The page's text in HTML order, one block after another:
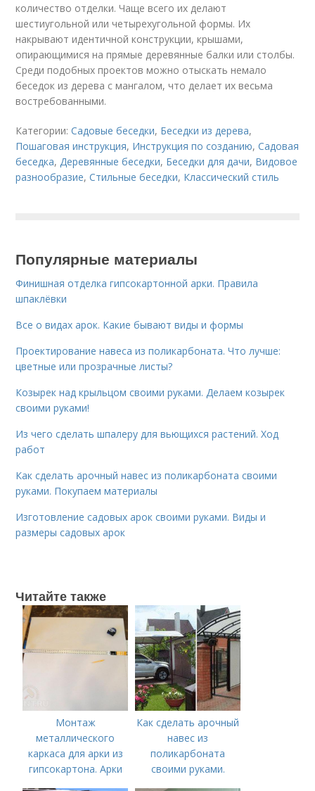
количество отделки. Чаще всего их делают
шестиугольной или четырехугольной формы. Их
накрывают идентичной конструкции, крышами,
опирающимися на прямые деревянные балки или столбы.
Среди подобных проектов можно отыскать немало
беседок из дерева с мангалом, что делает их весьма
востребованными.
Категории:Садовые беседки, Беседки из дерева,
Пошаговая инструкция, Инструкция по созданию,Садовая
беседка, Деревянные беседки, Беседки для дачи, Видовое
разнообразие,Стильные беседки, Классический стиль
Популярные материалы
Финишная отделка гипсокартонной арки. Правила
шпаклёвки
Все о видах арок. Какие бывают виды и формы
Проектирование навеса из поликарбоната. Что лучше:
цветные или прозрачные листы?
Козырек над крыльцом своими руками. Делаем козырек
своими руками!
Из чего сделать шпалеру для вьющихся растений. Ход
работ
Как сделать арочный навес из поликарбоната своими
руками. Покупаем материалы
Изготовление садовых арок своими руками. Виды и
размеры садовых арок
Читайте также
Монтаж
металлического
каркаса для арки из
гипсокартона. Арки
Как сделать арочный
навес из
поликарбоната
своими руками.